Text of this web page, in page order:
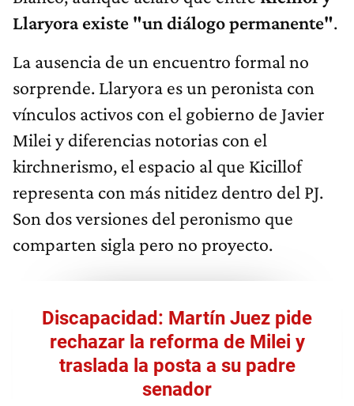
Llaryora existe "un diálogo permanente".
La ausencia de un encuentro formal no
sorprende. Llaryora es un peronista con
vínculos activos con el gobierno de Javier
Milei y diferencias notorias con el
kirchnerismo, el espacio al que Kicillof
representa con más nitidez dentro del PJ.
Son dos versiones del peronismo que
comparten sigla pero no proyecto.
Discapacidad: Martín Juez pide
rechazar la reforma de Milei y
traslada la posta a su padre
senador